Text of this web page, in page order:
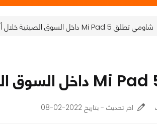
شاومي تطلق Mi Pad 5 داخل السوق الصينية خلال أيام
اخر تحديث - بتاريخ 2022-02-08